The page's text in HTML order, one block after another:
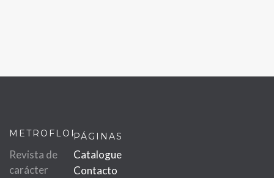
METROFLOR
Revista de
carácter
PÁGINAS
Catalogue
Contacto